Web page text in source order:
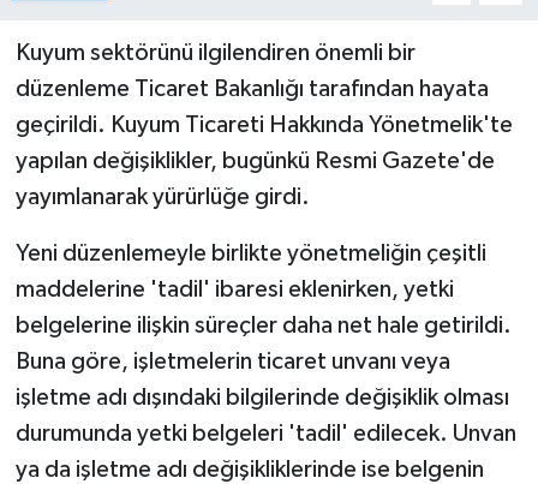
Kuyum sektörünü ilgilendiren önemli bir
düzenleme Ticaret Bakanlığı tarafından hayata
geçirildi. Kuyum Ticareti Hakkında Yönetmelik'te
yapılan değişiklikler, bugünkü Resmi Gazete'de
yayımlanarak yürürlüğe girdi.
Yeni düzenlemeyle birlikte yönetmeliğin çeşitli
maddelerine 'tadil' ibaresi eklenirken, yetki
belgelerine ilişkin süreçler daha net hale getirildi.
Buna göre, işletmelerin ticaret unvanı veya
işletme adı dışındaki bilgilerinde değişiklik olması
durumunda yetki belgeleri 'tadil' edilecek. Unvan
ya da işletme adı değişikliklerinde ise belgenin